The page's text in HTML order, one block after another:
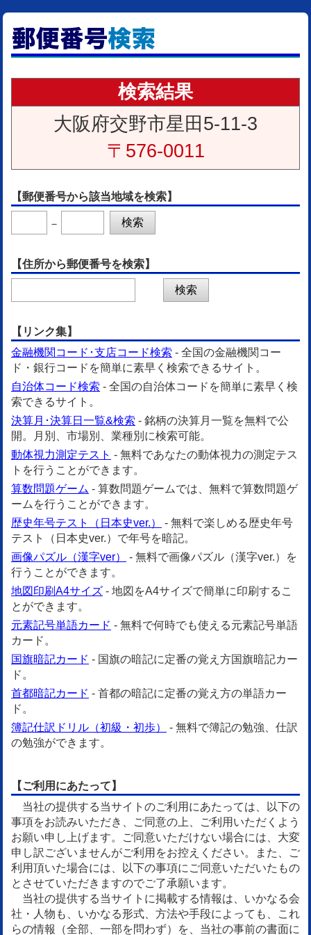
検索結果
大阪府交野市星田5-11-3
〒576-0011
【郵便番号から該当地域を検索】
－
【住所から郵便番号を検索】
【リンク集】
金融機関コード･支店コード検索 - 全国の金融機関コー
ド・銀行コードを簡単に素早く検索できるサイト。
自治体コード検索 - 全国の自治体コードを簡単に素早く検
索できるサイト。
決算月･決算日一覧&検索 - 銘柄の決算月一覧を無料で公
開。月別、市場別、業種別に検索可能。
動体視力測定テスト - 無料であなたの動体視力の測定テス
トを行うことができます。
算数問題ゲーム - 算数問題ゲームでは、無料で算数問題ゲ
ームを行うことができます。
歴史年号テスト（日本史ver.）
- 無料で楽しめる歴史年号
テスト（日本史ver.）で年号を暗記。
画像パズル（漢字ver）
- 無料で画像パズル（漢字ver.）を
行うことができます。
地図印刷A4サイズ - 地図をA4サイズで簡単に印刷するこ
とができます。
元素記号単語カード - 無料で何時でも使える元素記号単語
カード。
国旗暗記カード - 国旗の暗記に定番の覚え方国旗暗記カー
ド。
首都暗記カード - 首都の暗記に定番の覚え方の単語カー
ド。
簿記仕訳ドリル（初級・初歩）
- 無料で簿記の勉強、仕訳
の勉強ができます。
【ご利用にあたって】
当社の提供する当サイトのご利用にあたっては、以下の
事項をお読みいただき、ご同意の上、ご利用いただくよう
お願い申し上げます。ご同意いただけない場合には、大変
申し訳ございませんがご利用をお控えください。また、ご
利用頂いた場合には、以下の事項にご同意いただいたもの
とさせていただきますのでご了承願います。
当社の提供する当サイトに掲載する情報は、いかなる会
社・人物も、いかなる形式、方法や手段によっても、これ
らの情報（全部、一部を問わず）を、当社の事前の書面に